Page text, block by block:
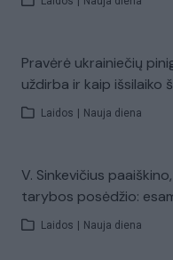
Pravėrė ukrainiečių
uždirba ir kaip išsilaiko
Laidos Nauja diena
V. Sinkevičius
tarybos posėdžio:
Laidos Nauja diena